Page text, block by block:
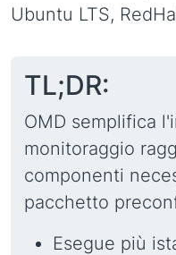
Ubuntu LTS,
TL;DR:
OMD semplifica
monitoraggio
componenti
pacchetto
Esegue più